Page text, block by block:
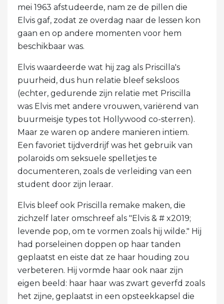
mei 1963 afstudeerde, nam ze de pillen die
Elvis gaf, zodat ze overdag naar de lessen kon
gaan en op andere momenten voor hem
beschikbaar was.
Elvis waardeerde wat hij zag als Priscilla's
puurheid, dus hun relatie bleef seksloos
(echter, gedurende zijn relatie met Priscilla
was Elvis met andere vrouwen, variërend van
buurmeisje types tot Hollywood co-sterren).
Maar ze waren op andere manieren intiem.
Een favoriet tijdverdrijf was het gebruik van
polaroids om seksuele spelletjes te
documenteren, zoals de verleiding van een
student door zijn leraar.
Elvis bleef ook Priscilla remake maken, die
zichzelf later omschreef als "Elvis & # x2019;
levende pop, om te vormen zoals hij wilde." Hij
had porseleinen doppen op haar tanden
geplaatst en eiste dat ze haar houding zou
verbeteren. Hij vormde haar ook naar zijn
eigen beeld: haar haar was zwart geverfd zoals
het zijne, geplaatst in een opsteekkapsel die